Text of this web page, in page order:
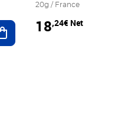
Ajouter au panier
20g / France
18,24€ Net